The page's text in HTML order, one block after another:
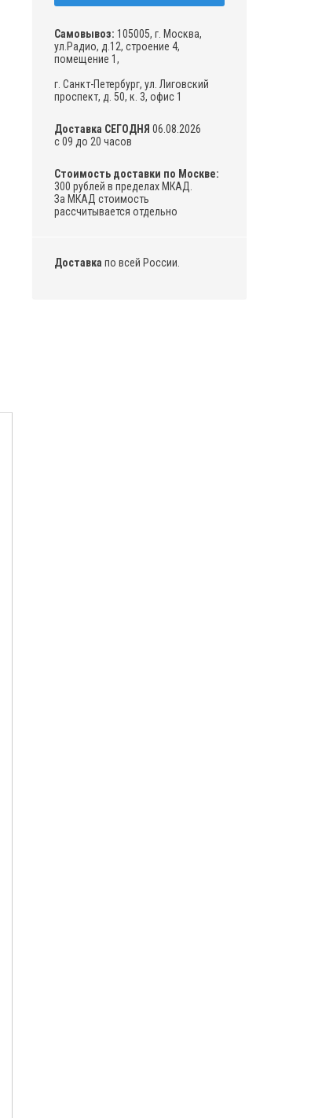
Самовывоз: 105005, г. Москва,
ул.Радио, д.12, строение 4,
помещение 1,
г. Санкт-Петербург, ул. Лиговский
проспект, д. 50, к. 3, офис 1
Доставка СЕГОДНЯ 06.08.2026
с 09 до 20 часов
Стоимость доставки по Москве:
300 рублей в пределах МКАД.
За МКАД стоимость
рассчитывается отдельно
Доставка по всей России.